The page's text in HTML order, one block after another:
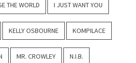
THE WORLD I JUST WANT YOU
KELLY OSBOURNE KOMPILACE
MR. CROWLEY N.I.B.